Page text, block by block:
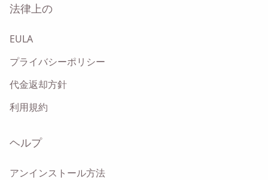
法律上の
EULA
プライバシーポリシー
代金返却方針
利用規約
ヘルプ
アンインストール方法